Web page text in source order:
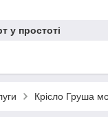
у простоті
Крісло Груша